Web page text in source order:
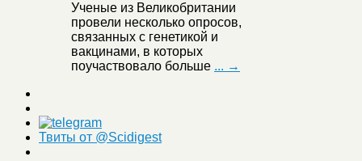
Ученые из Великобритании
провели несколько опросов,
связанных с генетикой и
вакцинами, в которых
поучаствовало больше ... →
Твиты от @Scidigest